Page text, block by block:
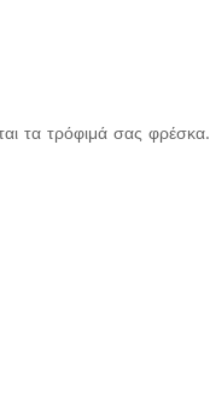
τα τρόφιμά σας φρέσκα.